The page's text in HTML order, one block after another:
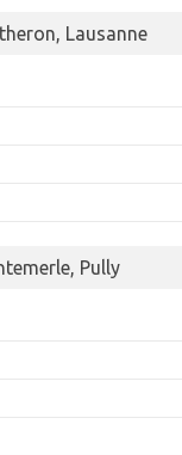
Lausanne
Pully